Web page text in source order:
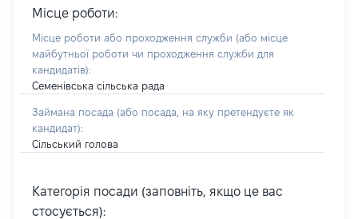
Місце роботи:
Місце роботи або проходження служби (або місце
майбутньої роботи чи проходження служби для
кандидатів):
Семенівська сільська рада
Займана посада (або посада, на яку претендуєте як
кандидат):
Сільський голова
Категорія посади (заповніть, якщо це вас
стосується):